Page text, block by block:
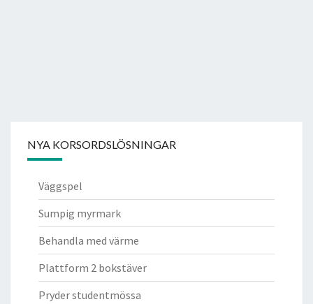
NYA KORSORDSLÖSNINGAR
Väggspel
Sumpig myrmark
Behandla med värme
Plattform 2 bokstäver
Pryder studentmössa